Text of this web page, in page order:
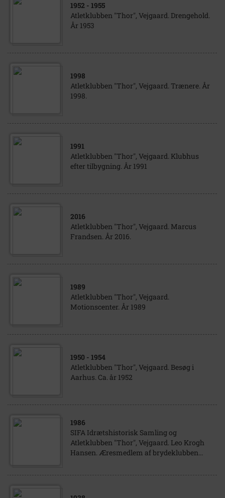
1952 - 1955
Atletklubben "Thor", Vejgaard. Drengehold.
År 1953
1998
Atletklubben "Thor", Vejgaard. Trænere. År
1998.
1991
Atletklubben "Thor", Vejgaard. Klubhus
efter tilbygning. År 1991
2016
Atletklubben "Thor", Vejgaard. Marcus
Frandsen. År 2016.
1989
Atletklubben "Thor", Vejgaard.
Motionscenter. År 1989
1950 - 1954
Atletklubben "Thor", Vejgaard. Besøg i
Aarhus. Ca. år 1952
1986
SIFA Idrætshistorisk Samling og
Atletklubben "Thor", Vejgaard. Leo Krogh
Hansen. Æresmedlem af brydeklubben...